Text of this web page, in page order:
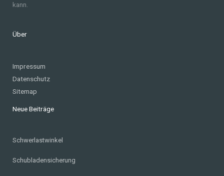
kann.
Über
Impressum
Datenschutz
Sitemap
Neue Beiträge
Schwerlastwinkel
Schubladensicherung